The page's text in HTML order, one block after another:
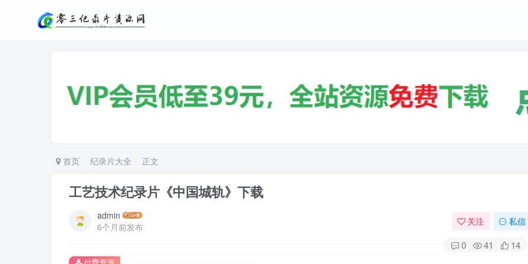
首页 纪录片大全 正文
工艺技术纪录片《中国城轨》下载
admin
6个月前发布
关注 私信
0 41 14